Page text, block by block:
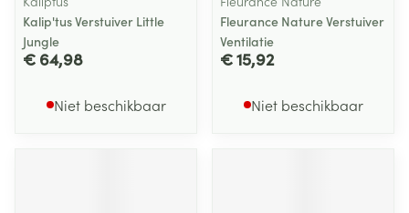
Kalip'tus Verstuiver Little
Jungle
€ 64,98
Niet beschikbaar
Fleurance Nature Verstuiver
Ventilatie
€ 15,92
Niet beschikbaar